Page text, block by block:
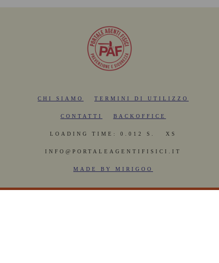
CHI SIAMO TERMINI DI UTILIZZO
CONTATTI BACKOFFICE
LOADING TIME: 0.012 S. XS
INFO@PORTALEAGENTIFISICI.IT
MADE BY MIRIGOO